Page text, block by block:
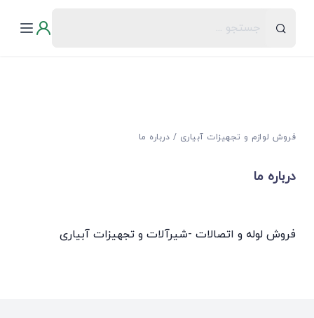
فروش لوازم و تجهیزات آبیاری درباره ما
درباره ما
فروش لوله و اتصالات -شیرآلات و تجهیزات آبیاری